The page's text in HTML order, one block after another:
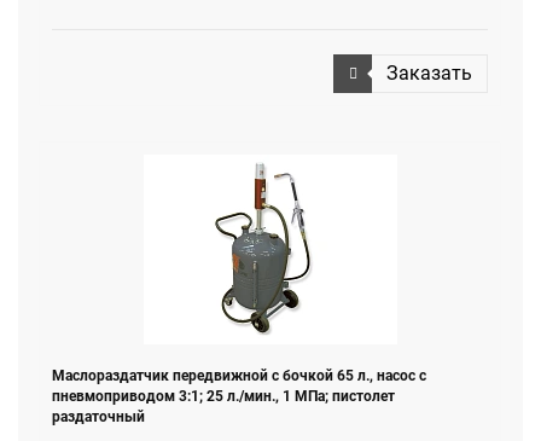
Заказать
Маслораздатчик передвижной с бочкой 65 л., насос с
пневмоприводом 3:1; 25 л./мин., 1 МПа; пистолет
раздаточный